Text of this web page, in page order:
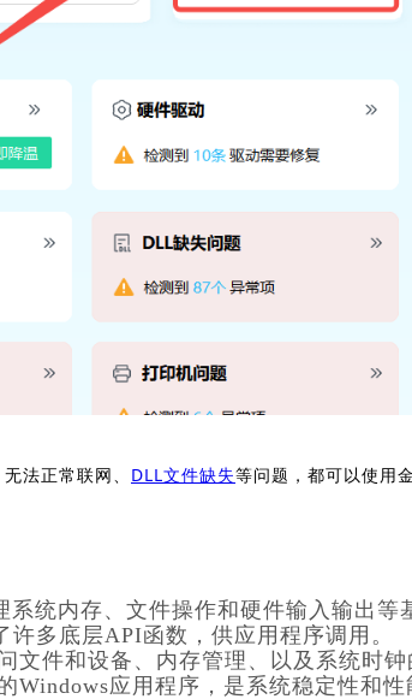
法正常联网、 DLL文件缺失等问题，都可以使用
统内存、文件操作和硬件输入输出等
多底层API函数，供应用程序调用。
文件和设备、内存管理、以及系统时钟
Windows应用程序，是系统稳定性和性